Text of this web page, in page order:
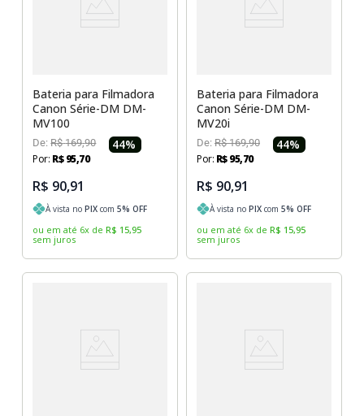
Bateria para Filmadora
Canon Série-DM DM-
MV100
De:R$ 169,90 44%
Por: R$ 95,70
R$ 90,91
À vista noPIX com5% OFF
ou em até 6x de R$ 15,95
sem juros
Bateria para Filmadora
Canon Série-DM DM-
MV20i
De: R$ 169,90 44%
Por: R$95,70
R$ 90,91
À vista no PIX com 5% OFF
ou em até 6x de R$ 15,95
sem juros